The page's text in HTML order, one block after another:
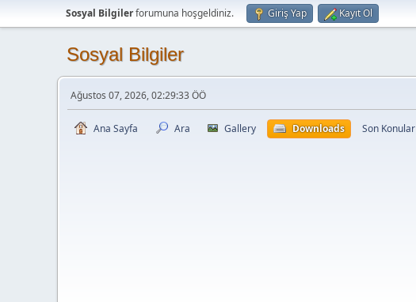
Sosyal Bilgilerforumuna hoşgeldiniz. Giriş Yap Kayıt Ol
Sosyal Bilgiler
Ağustos 07, 2026, 02:29:33 ÖÖ
Ana Sayfa Ara Gallery Downloads Son Konular